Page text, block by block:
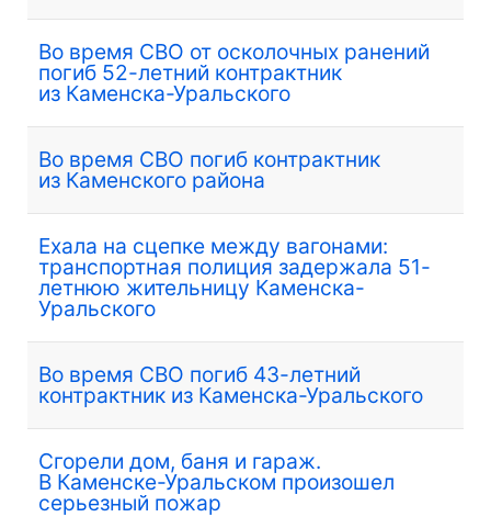
Во время СВО от осколочных ранений
погиб 52-летний контрактник
из Каменска-Уральского
Во время СВО погиб контрактник
из Каменского района
Ехала на сцепке между вагонами:
транспортная полиция задержала 51-
летнюю жительницу Каменска-
Уральского
Во время СВО погиб 43-летний
контрактник из Каменска-Уральского
Сгорели дом, баня и гараж.
В Каменске-Уральском произошел
серьезный пожар